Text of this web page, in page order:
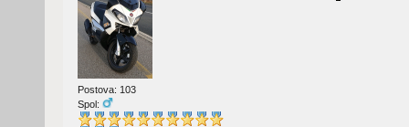
Postova: 103
Spol: